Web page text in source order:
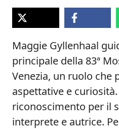
Maggie Gyllenhaal
principale della 83ª
Venezia, un ruolo che
aspettative e
riconoscimento per il
interprete e autrice.